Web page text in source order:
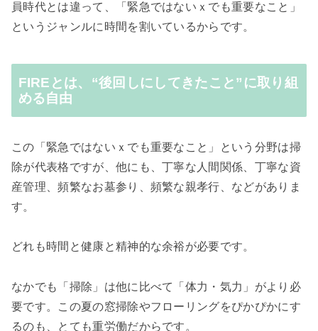
員時代とは違って、「緊急ではないｘでも重要なこと」
というジャンルに時間を割いているからです。
FIREとは、“後回しにしてきたこと”に取り組
める自由
この「緊急ではないｘでも重要なこと」という分野は掃
除が代表格ですが、他にも、丁寧な人間関係、丁寧な資
産管理、頻繁なお墓参り、頻繁な親孝行、などがありま
す。
どれも時間と健康と精神的な余裕が必要です。
なかでも「掃除」は他に比べて「体力・気力」がより必
要です。この夏の窓掃除やフローリングをぴかぴかにす
るのも、とても重労働だからです。